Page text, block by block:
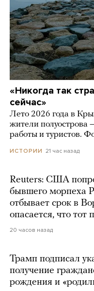
«Никогда так
сейчас»
Лето 2026 года в
жители полуострова
работы и туристов.
ИСТОРИИ 21 час назад
Reuters: США
бывшего морпеха
отбывает срок в
опасается, что тот
20 часов назад
Трамп подписал
получение
рождения и